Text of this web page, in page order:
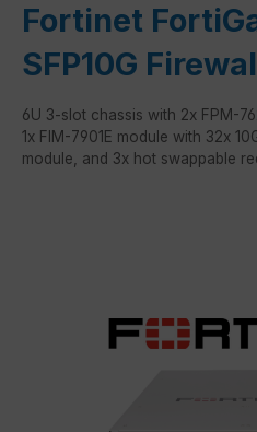
Fortinet
SFP10G
6U 3-slot chassis with 2x FPM-
1x FIM-7901E module with 32x
module, and 3x hot swappable